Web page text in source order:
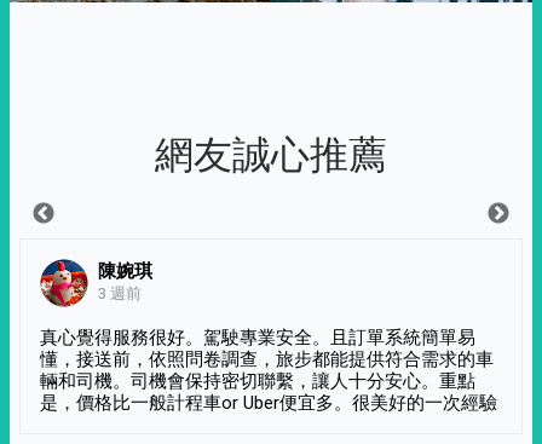
網友誠心推薦
陳婉琪
3 週前
真心覺得服務很好。駕駛專業安全。且訂單系統簡單易
懂，接送前，依照問卷調查，旅步都能提供符合需求的車
輛和司機。司機會保持密切聯繫，讓人十分安心。重點
是，價格比一般計程車or Uber便宜多。很美好的一次經驗